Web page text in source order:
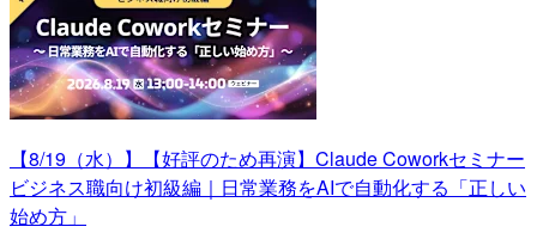
【8/19（水）】【好評のため再演】Claude Coworkセミナー
ビジネス職向け初級編｜日常業務をAIで自動化する「正しい
始め方」